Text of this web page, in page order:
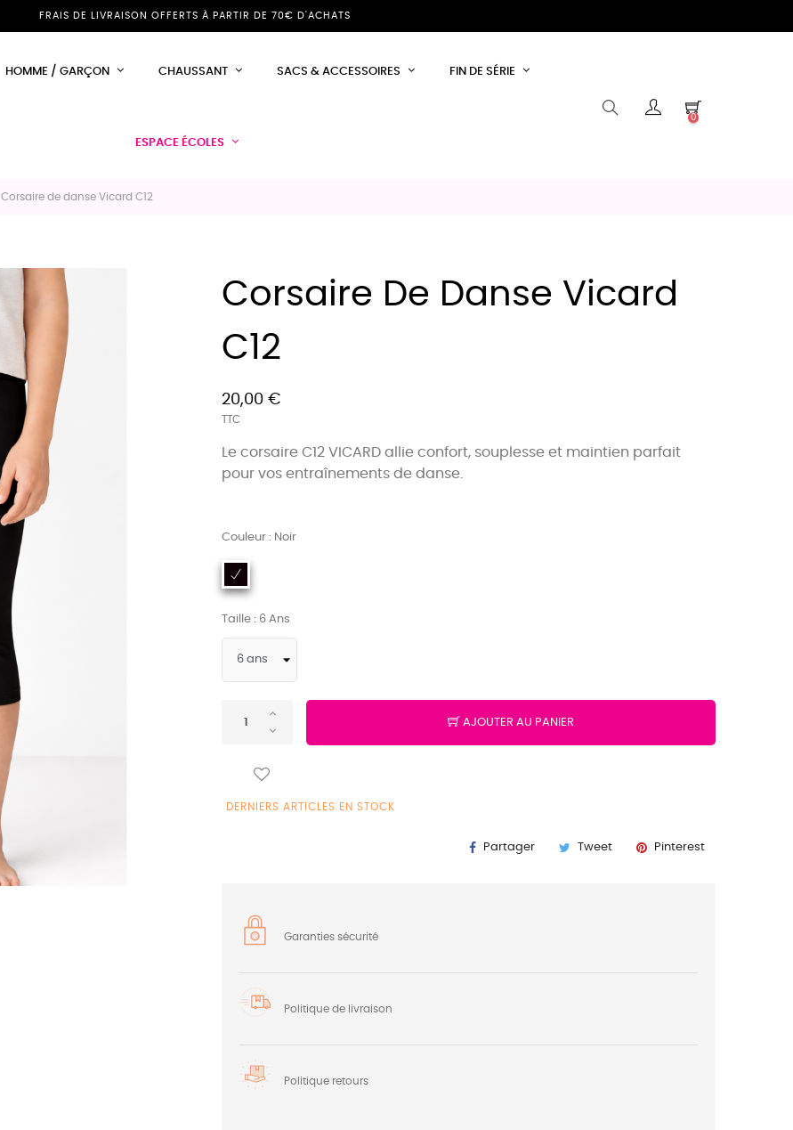
FRAIS DE LIVRAISON OFFERTS À PARTIR DE 70€ D'ACHATS
HOMME / GARÇON CHAUSSANT SACS & ACCESSOIRES FIN DE SÉRIE
ESPACE ÉCOLES
0
Corsaire de danse Vicard C12
Corsaire De Danse Vicard
C12
20,00 €
TTC
Le corsaire C12 VICARD allie confort, souplesse et maintien parfait
pour vos entraînements de danse.
Couleur : Noir
Taille : 6 Ans
AJOUTER AU PANIER
DERNIERS ARTICLES EN STOCK
Partager Tweet Pinterest
Garanties sécurité
Politique de livraison
Politique retours